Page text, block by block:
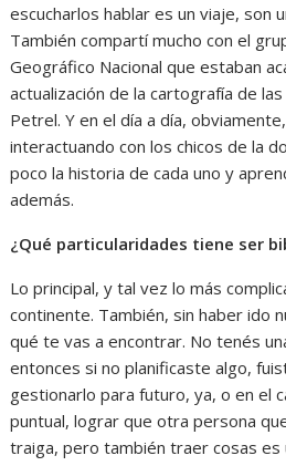
escucharlos hablar es un viaje, son
También compartí mucho con el
Geográfico Nacional que estaban
actualización de la cartografía de
Petrel. Y en el día a día,
interactuando con los chicos de la
poco la historia de cada uno y
además.
¿Qué particularidades tiene ser
Lo principal, y tal vez lo más
continente. También, sin haber ido
qué te vas a encontrar. No tenés
entonces si no planificaste algo,
gestionarlo para futuro, ya, o en el
puntual, lograr que otra persona
traiga, pero también traer cosas es